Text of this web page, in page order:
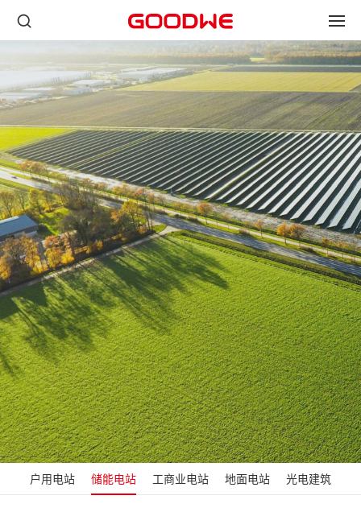
户用电站 储能电站 工商业电站 地面电站 光电建筑